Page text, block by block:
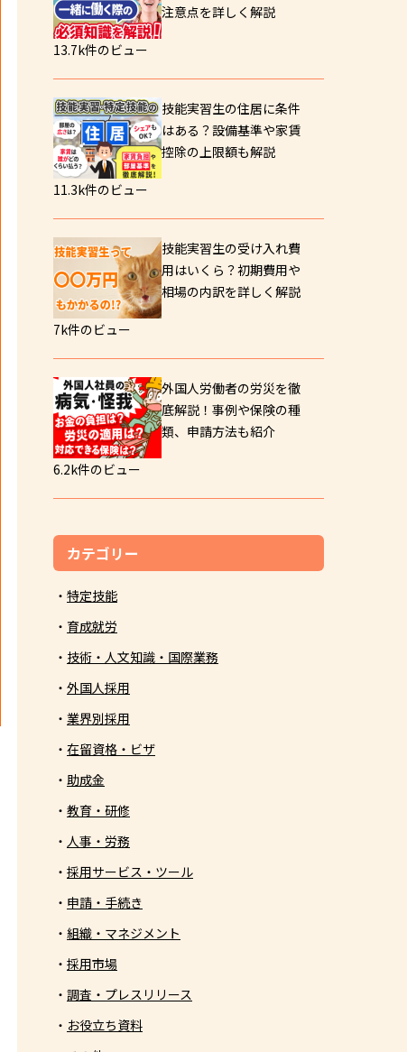
注意点を詳しく解説
13.7k件のビュー
技能実習生の住居に条件
はある？設備基準や家賃
控除の上限額も解説
11.3k件のビュー
技能実習生の受け入れ費
用はいくら？初期費用や
相場の内訳を詳しく解説
7k件のビュー
外国人労働者の労災を徹
底解説！事例や保険の種
類、申請方法も紹介
6.2k件のビュー
カテゴリー
特定技能
育成就労
技術・人文知識・国際業務
外国人採用
業界別採用
在留資格・ビザ
助成金
教育・研修
人事・労務
採用サービス・ツール
申請・手続き
組織・マネジメント
採用市場
調査・プレスリリース
お役立ち資料